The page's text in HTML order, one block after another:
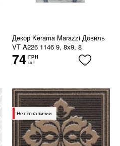
Декор Kerama Marazzi Довиль
VT A226 1146 9, 8х9, 8
74 ГРН
шт
Нет в наличии